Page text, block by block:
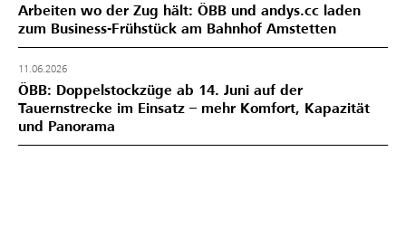
Arbeiten wo der Zug hält: ÖBB und andys.cc laden
zum Business-Frühstück am Bahnhof Amstetten
11.06.2026
ÖBB: Doppelstockzüge ab 14. Juni auf der
Tauernstrecke im Einsatz – mehr Komfort, Kapazität
und Panorama